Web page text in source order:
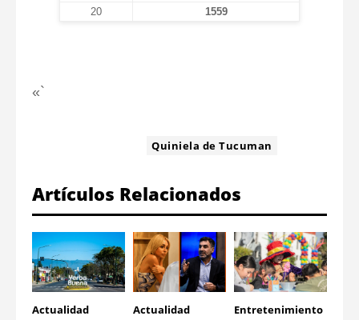
20
1559
«`
Quiniela de Tucuman
Artículos Relacionados
Actualidad Actualidad Entretenimiento